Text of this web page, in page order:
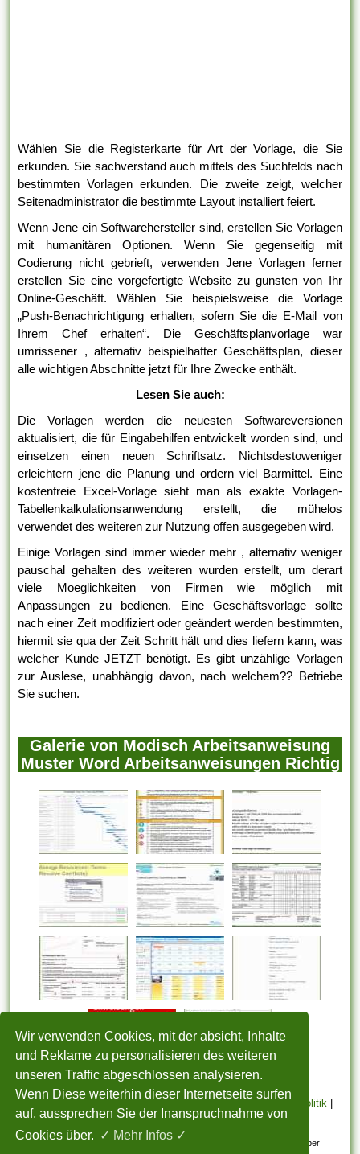
Wir verwenden Cookies, mit der absicht, Inhalte
und Reklame zu personalisieren des weiteren
unseren Traffic abgeschlossen analysieren.
Wenn Diese weiterhin dieser Internetseite surfen
auf, aussprechen Sie der Inanspruchnahme von
Cookies über. ✓ Mehr Infos ✓
Wählen Sie die Registerkarte für Art der Vorlage, die Sie
erkunden. Sie sachverstand auch mittels des Suchfelds nach
bestimmten Vorlagen erkunden. Die zweite zeigt, welcher
Seitenadministrator die bestimmte Layout installiert feiert.
Wenn Jene ein Softwarehersteller sind, erstellen Sie Vorlagen
mit humanitären Optionen. Wenn Sie gegenseitig mit
Codierung nicht gebrieft, verwenden Jene Vorlagen ferner
erstellen Sie eine vorgefertigte Website zu gunsten von Ihr
Online-Geschäft. Wählen Sie beispielsweise die Vorlage
„Push-Benachrichtigung erhalten, sofern Sie die E-Mail von
Ihrem Chef erhalten“. Die Geschäftsplanvorlage war
umrissener , alternativ beispielhafter Geschäftsplan, dieser
alle wichtigen Abschnitte jetzt für Ihre Zwecke enthält.
Lesen Sie auch:
Die Vorlagen werden die neuesten Softwareversionen
aktualisiert, die für Eingabehilfen entwickelt worden sind, und
einsetzen einen neuen Schriftsatz. Nichtsdestoweniger
erleichtern jene die Planung und ordern viel Barmittel. Eine
kostenfreie Excel-Vorlage sieht man als exakte Vorlagen-
Tabellenkalkulationsanwendung erstellt, die mühelos
verwendet des weiteren zur Nutzung offen ausgegeben wird.
Einige Vorlagen sind immer wieder mehr , alternativ weniger
pauschal gehalten des weiteren wurden erstellt, um derart
viele Moeglichkeiten von Firmen wie möglich mit
Anpassungen zu bedienen. Eine Geschäftsvorlage sollte
nach einer Zeit modifiziert oder geändert werden bestimmten,
hiermit sie qua der Zeit Schritt hält und dies liefern kann, was
welcher Kunde JETZT benötigt. Es gibt unzählige Vorlagen
zur Auslese, unabhängig davon, nach welchem?? Betriebe
Sie suchen.
Galerie von Modisch Arbeitsanweisung
Muster Word Arbeitsanweisungen Richtig
Cookie Politik
Copyright| Nutzungsbedingungen| Sitemap| Kontakt
Alle eingereichten Inhalte bleiben dem ursprünglichen Copyright-Inhaber